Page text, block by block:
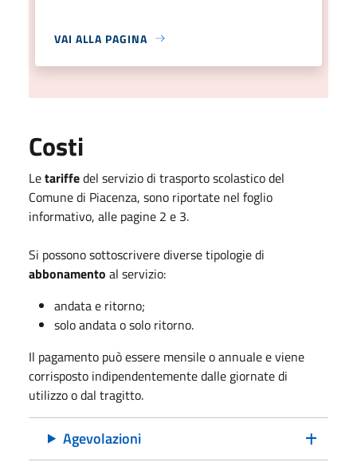
VAI ALLA PAGINA
Costi
Letariffedel servizio di trasporto scolastico del
Comune di Piacenza, sono riportate nel foglio
informativo, alle pagine 2 e 3.
Si possono sottoscrivere diverse tipologie di
abbonamento al servizio:
andata e ritorno;
solo andata o solo ritorno.
Il pagamento può essere mensile o annuale e viene
corrisposto indipendentemente dalle giornate di
utilizzo o dal tragitto.
Agevolazioni